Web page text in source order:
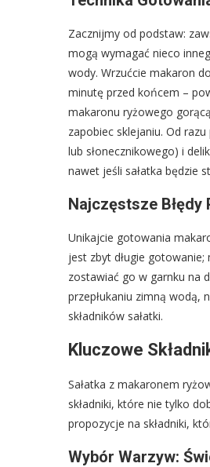
Zacznijmy od podstaw:
mogą wymagać nieco
wody. Wrzućcie makaron
minutę przed końcem –
makaronu ryżowego
zapobiec sklejaniu. Od
lub słonecznikowego) i
nawet jeśli sałatka będzie
Najczęstsze
Unikajcie gotowania
jest zbyt długie
zostawiać go w garnku na
przepłukaniu zimną wodą,
składników sałatki.
Kluczowe
Sałatka z makaronem
składniki, które nie tylko
propozycje na składniki,
Wybór Warzyw: